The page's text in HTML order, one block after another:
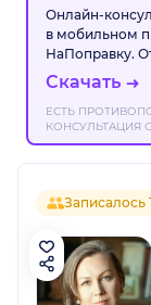
Онлайн-
в мобильном
НаПоправку.
Скачать
ЕСТЬ
КОНСУЛЬТАЦИЯ
Записалось